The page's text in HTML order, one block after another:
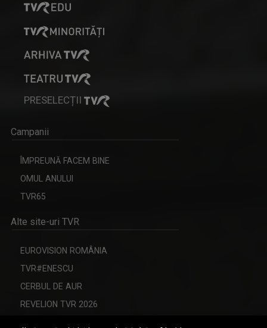
PRESELECȚII
Campanii
ÎMPREUNĂ FACEM BINE
OMUL ANULUI
TVR65
Alte site-uri TVR
EUROVISION ROMÂNIA
TVR#ENESCU
CERBUL DE AUR
REVELION TVR 2026